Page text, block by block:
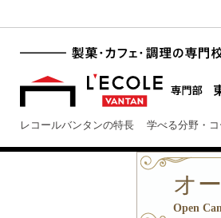
レコールバンタンの特長 学べる分野・
オ
Open